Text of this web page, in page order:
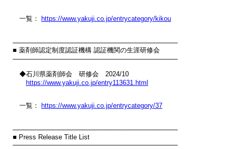
一覧： https://www.yakuji.co.jp/entrycategory/kikou
────────────────────────────────────
■ 薬剤師認定制度認証機構 認証機関の生涯研修会
────────────────────────────────────
◆石川県薬剤師会　研修会　2024/10
https://www.yakuji.co.jp/entry113631.html
一覧： https://www.yakuji.co.jp/entrycategory/37
────────────────────────────────────
■ Press Release Title List
────────────────────────────────────